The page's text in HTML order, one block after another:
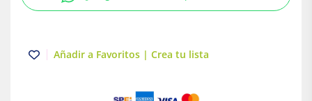
Blanco
Electric Añadir a Favoritos | Crea tu lista